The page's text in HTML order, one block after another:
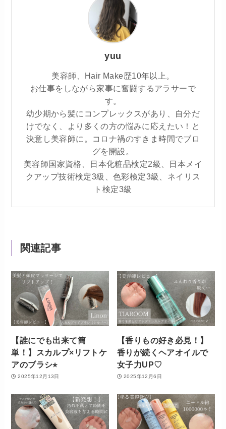
yuu
美容師、Hair Make歴10年以上。
お仕事をしながら家事に奮闘するアラサーで
す。
幼少期から髪にコンプレックスがあり、自分だ
けでなく、より多くの方の悩みに応えたい！と
決意し美容師に。コロナ禍のすきま時間でブロ
グを開設。
美容師国家資格、日本化粧品検定2級、日本メイ
クアップ技術検定3級、色彩検定3級、ネイリス
ト検定3級
関連記事
【誰にでも出来て簡
単！】スカルプ×リフトケ
アのブラシ⭐︎
2025年12月13日
【香りもの好き必見！】
香りが続くヘアオイルで
女子力UP♡
2025年12月6日